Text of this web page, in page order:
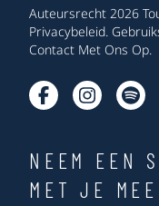
Auteursrecht 2026
Privacybeleid.
Contact Met Ons Op.
NEEM EEN
MET JE MEE